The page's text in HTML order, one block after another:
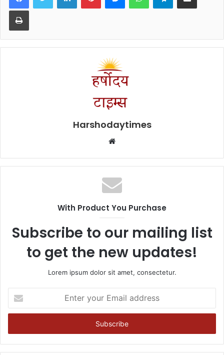
Print
Harshodaytimes
Website
With Product You Purchase
Subscribe to our mailing list
to get the new updates!
Lorem ipsum dolor sit amet, consectetur.
your
Email